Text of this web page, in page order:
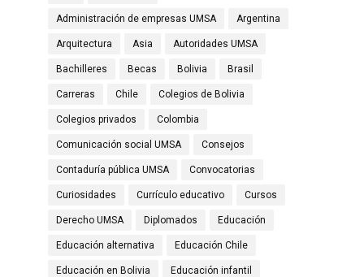
Administración de empresas UMSA Argentina
Arquitectura Asia Autoridades UMSA
Bachilleres Becas Bolivia Brasil
Carreras Chile Colegios de Bolivia
Colegios privados Colombia
Comunicación social UMSA Consejos
Contaduría pública UMSA Convocatorias
Curiosidades Currículo educativo Cursos
Derecho UMSA Diplomados Educación
Educación alternativa Educación Chile
Educación en Bolivia Educación infantil